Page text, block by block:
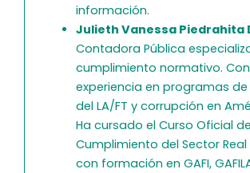
información.
Julieth Vanessa Piedrahita
Contadora Pública
cumplimiento normativo. Con
experiencia en programas
del LA/FT y corrupción en
Ha cursado el Curso Oficial de
Cumplimiento del Sector
con formación en GAFI,